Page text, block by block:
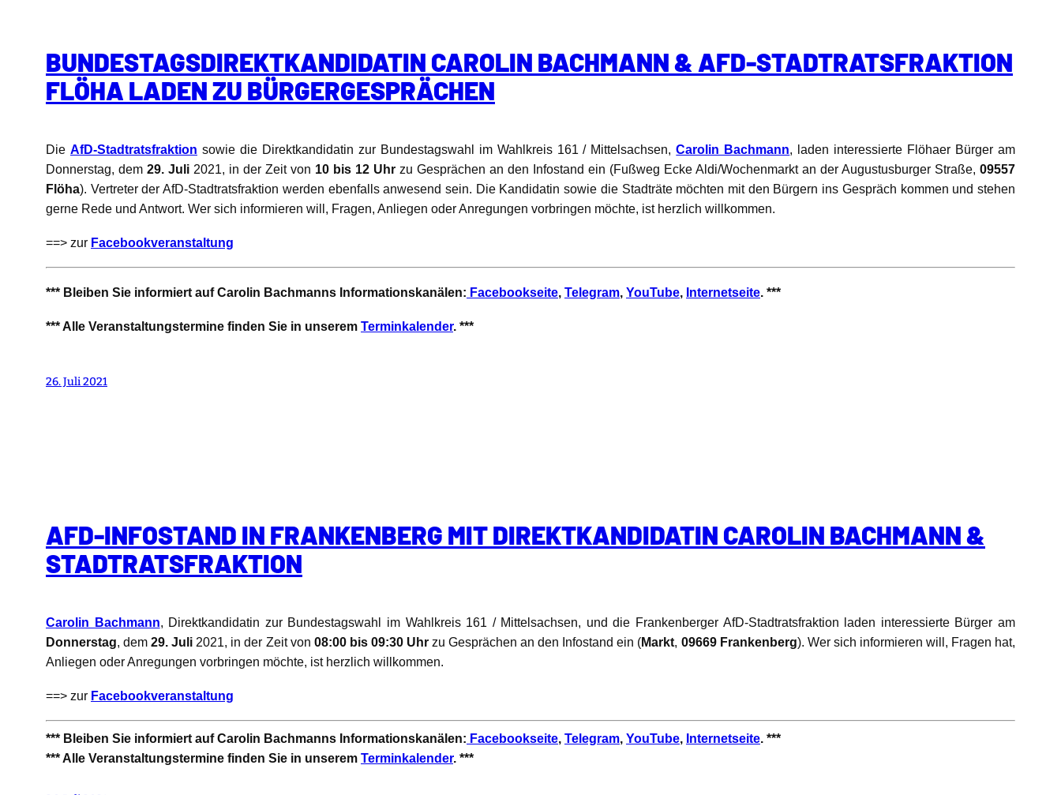
BUNDESTAGSDIREKTKANDIDATIN CAROLIN BACHMANN & AFD-STADTRATSFRAKTION
FLÖHA LADEN ZU BÜRGERGESPRÄCHEN
Die AfD-Stadtratsfraktion sowie die Direktkandidatin zur Bundestagswahl im Wahlkreis 161 / Mittelsachsen,Carolin Bachmann, laden interessierte Flöhaer Bürger am
Donnerstag, dem 29. Juli 2021, in der Zeit von 10 bis 12 Uhr zu Gesprächen an den Infostand ein (Fußweg Ecke Aldi/Wochenmarkt an der Augustusburger Straße, 09557
Flöha). Vertreter der AfD-Stadtratsfraktion werden ebenfalls anwesend sein. Die Kandidatin sowie die Stadträte möchten mit den Bürgern ins Gespräch kommen und stehen
gerne Rede und Antwort. Wer sich informieren will, Fragen, Anliegen oder Anregungen vorbringen möchte, ist herzlich willkommen.
==> zur Facebookveranstaltung
*** Bleiben Sie informiert auf Carolin Bachmanns Informationskanälen: Facebookseite, Telegram, YouTube, Internetseite. ***
*** Alle Veranstaltungstermine finden Sie in unserem Terminkalender. ***
26. Juli 2021
AFD-INFOSTAND IN FRANKENBERG MIT DIREKTKANDIDATIN CAROLIN BACHMANN &
STADTRATSFRAKTION
Carolin Bachmann, Direktkandidatin zur Bundestagswahl im Wahlkreis 161 / Mittelsachsen, und die Frankenberger AfD-Stadtratsfraktion laden interessierte Bürger am
Donnerstag, dem29. Juli 2021, in der Zeit von 08:00 bis 09:30 Uhrzu Gesprächen an den Infostand ein (Markt, 09669 Frankenberg). Wer sich informieren will, Fragen hat,
Anliegen oder Anregungen vorbringen möchte, ist herzlich willkommen.
==> zur Facebookveranstaltung
*** Bleiben Sie informiert auf Carolin Bachmanns Informationskanälen: Facebookseite, Telegram, YouTube, Internetseite. ***
*** Alle Veranstaltungstermine finden Sie in unserem Terminkalender. ***